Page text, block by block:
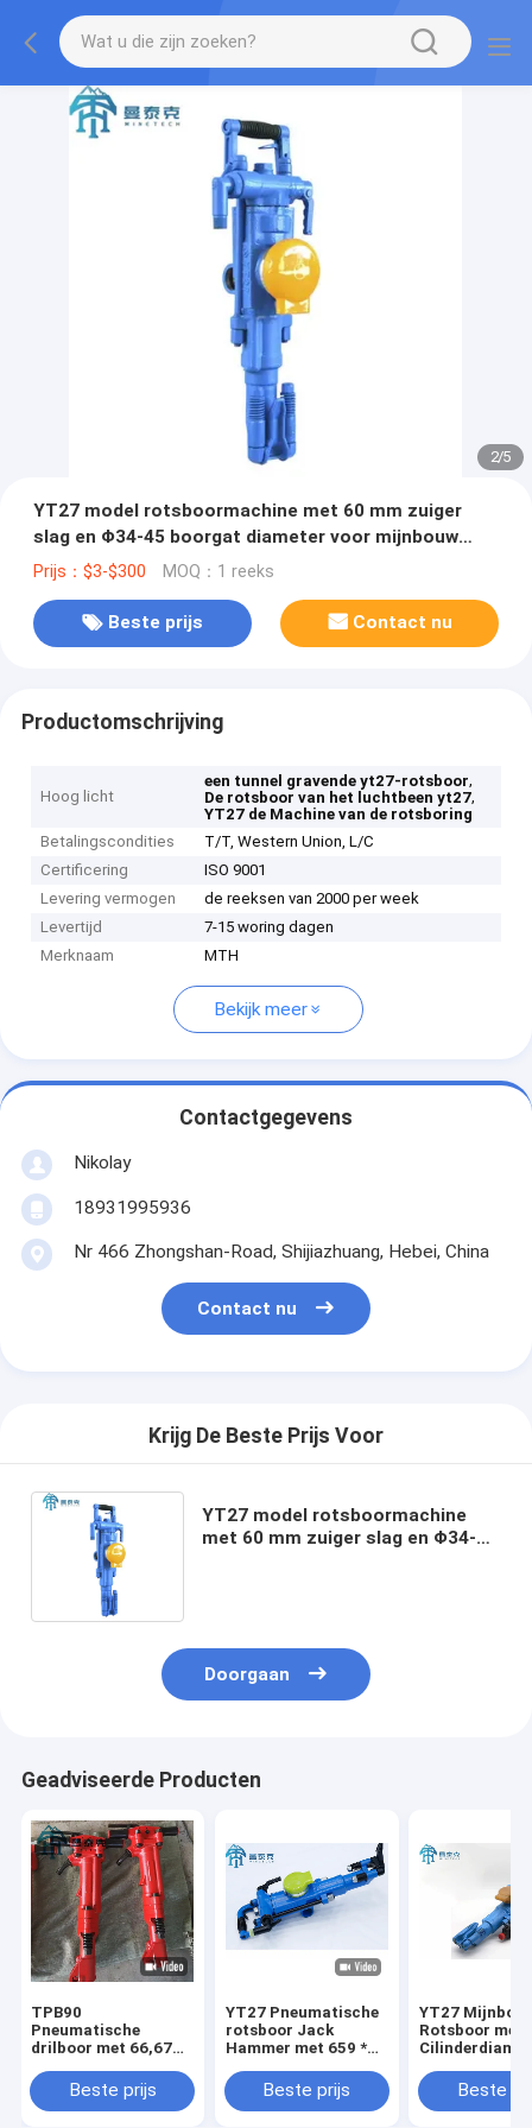
2/5
YT27 model rotsboormachine met 60 mm zuiger
slag en Φ34-45 boorgat diameter voor mijnbouw
tunneling
Prijs：$3-$300 MOQ：1 reeks
Beste prijs Contact nu
Productomschrijving
Hoog licht
een tunnel gravende yt27-rotsboor,
De rotsboor van het luchtbeen yt27,
YT27 de Machine van de rotsboring
Betalingscondities
T/T, Western Union, L/C
Certificering
ISO 9001
Levering vermogen
de reeksen van 2000 per week
Levertijd
7-15 woring dagen
Merknaam
MTH
Bekijk meer
Contactgegevens
Nikolay
18931995936
Nr 466 Zhongshan-Road, Shijiazhuang, Hebei, China
Contact nu
Krijg De Beste Prijs Voor
YT27 model rotsboormachine
met 60 mm zuiger slag en Φ34-45
Doorgaan
Geadviseerde Producten
TPB90
Pneumatische
drilboor met 66,67
152 mm zuigerslag
en 42 kg gewicht
Beste prijs
YT27 Pneumatische
rotsboor Jack
Hammer met 659 *
Grootte 27kgs
Gewicht en 34-45mm
Beste prijs
YT27
Rotsboor met
34-45mm
Beste